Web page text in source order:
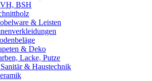
BSH
& Leisten
& Deko
Lacke, Putze
& Haustechnik